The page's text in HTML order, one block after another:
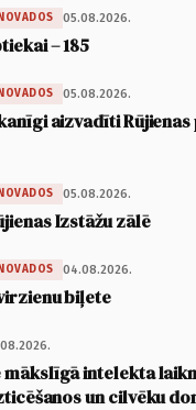
05.08.2026.
– 185
05.08.2026.
aizvadīti
05.08.2026.
Izstāžu zālē
04.08.2026.
biļete
mākslīgā intelekta
un cilvēku